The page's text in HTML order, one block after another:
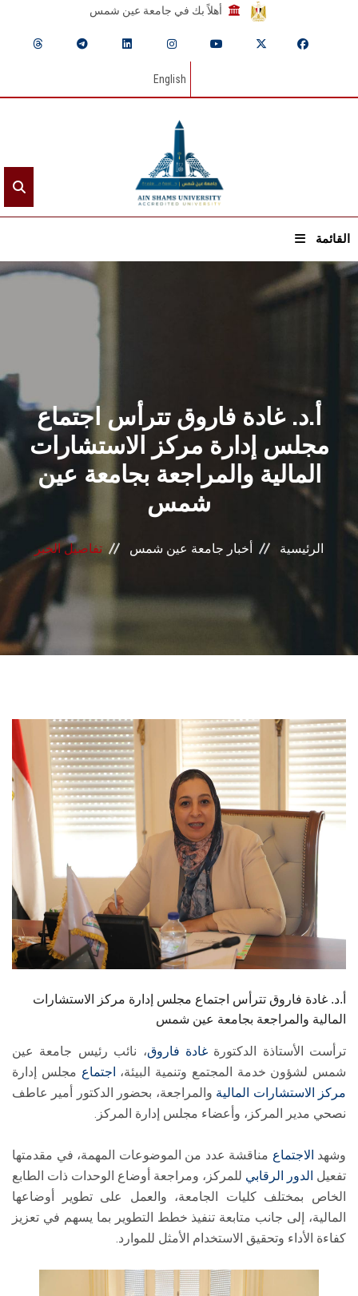
أهلاً بك في جامعة عين شمس
English
القائمة
القطاعـات
الشئون الأكاديمية
البحث العلمي
الرعاية الصحية
المراكز والوحدات
الأنظمة الذكية
الإعلام
الطلاب
هيئة التدريس
الدراسات العليا
الخريجين
الموظفون
الزائـرون
أ.د. غادة فاروق تترأس اجتماع
مجلس إدارة مركز الاستشارات
المالية والمراجعة بجامعة عين
شمس
الرئيسية أخبار جامعة عين شمس تفاصيل الخبر
أ.د. غادة فاروق تترأس اجتماع مجلس إدارة مركز الاستشارات
المالية والمراجعة بجامعة عين شمس
ترأست الأستاذة الدكتورةغادة فاروق، نائب رئيس جامعة عين
شمس لشؤون خدمة المجتمع وتنمية البيئة، اجتماع مجلس إدارة
مركز الاستشارات المالية والمراجعة، بحضور الدكتور أمير عاطف
نصحي مدير المركز، وأعضاء مجلس إدارة المركز.
وشهد الاجتماع مناقشة عدد من الموضوعات المهمة، في مقدمتها
تفعيل الدور الرقابي للمركز، ومراجعة أوضاع الوحدات ذات الطابع
الخاص بمختلف كليات الجامعة، والعمل على تطوير أوضاعها
المالية، إلى جانب متابعة تنفيذ خطط التطوير بما يسهم في تعزيز
كفاءة الأداء وتحقيق الاستخدام الأمثل للموارد.